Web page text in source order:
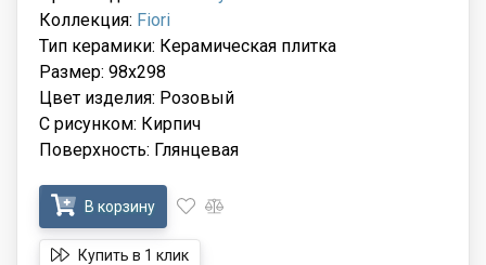
Коллекция: Fiori
Тип керамики: Керамическая плитка
Размер: 98x298
Цвет изделия: Розовый
С рисунком: Кирпич
Поверхность: Глянцевая
В корзину
Купить в 1 клик